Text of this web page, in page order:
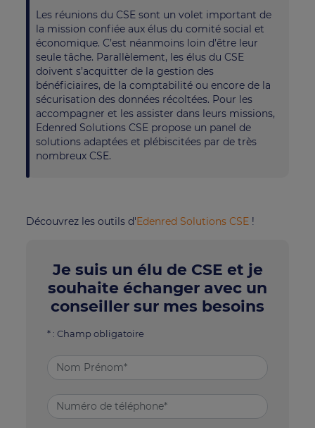
Les réunions du CSE sont un volet important de
la mission confiée aux élus du comité social et
économique. C’est néanmoins loin d’être leur
seule tâche. Parallèlement, les élus du CSE
doivent s’acquitter de la gestion des
bénéficiaires, de la comptabilité ou encore de la
sécurisation des données récoltées. Pour les
accompagner et les assister dans leurs missions,
Edenred Solutions CSE propose un panel de
solutions adaptées et plébiscitées par de très
nombreux CSE.
Découvrez les outils d'Edenred Solutions CSE !
Je suis un élu de CSE et je
souhaite échanger avec un
conseiller sur mes besoins
* : Champ obligatoire